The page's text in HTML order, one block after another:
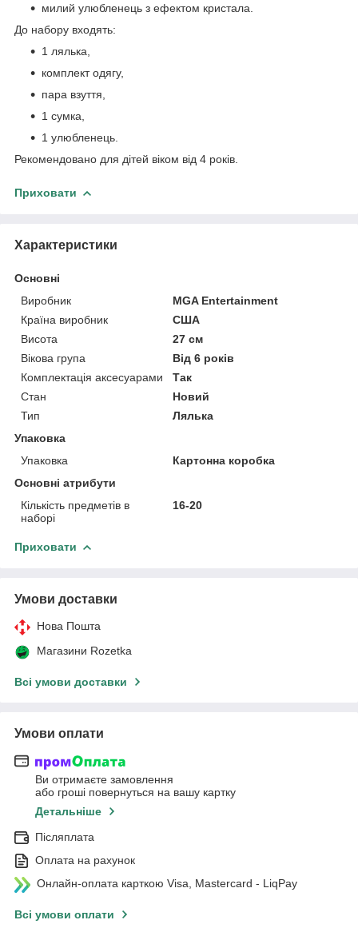
милий улюбленець з ефектом кристала.
До набору входять:
1 лялька,
комплект одягу,
пара взуття,
1 сумка,
1 улюбленець.
Рекомендовано для дітей віком від 4 років.
Приховати
Характеристики
Основні
Виробник
MGA Entertainment
Країна виробник
США
Висота
27 см
Вікова група
Від 6 років
Комплектація аксесуарами
Так
Стан
Новий
Тип
Лялька
Упаковка
Упаковка
Картонна коробка
Основні атрибути
Кількість предметів в
наборі
16-20
Приховати
Умови доставки
Нова Пошта
Магазини Rozetka
Всі умови доставки
Умови оплати
Ви отримаєте замовлення
або гроші повернуться на вашу картку
Детальніше
Післяплата
Оплата на рахунок
Онлайн-оплата карткою Visa, Mastercard - LiqPay
Всі умови оплати